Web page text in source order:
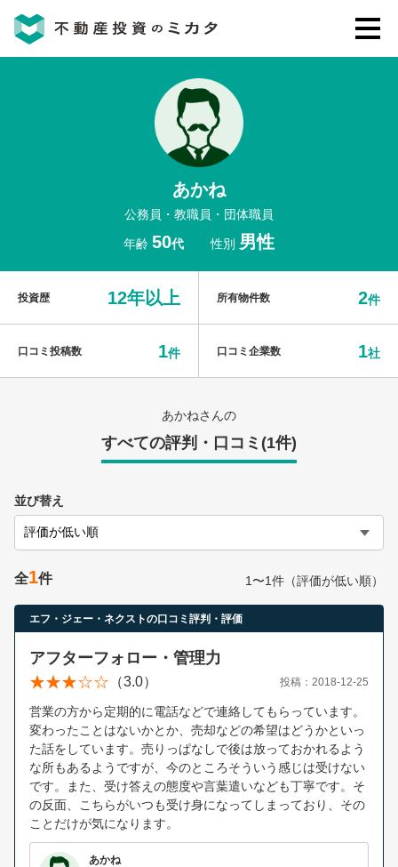
不動産投資のミカタとは
不動産投資会社の評判・口コミ
あかね
公務員・教職員・団体職員
年齢 50代 性別 男性
投資歴 12年以上 所有物件数 2件
口コミ投稿数 1件 口コミ企業数 1社
あかねさんの
すべての評判・口コミ(1件)
並び替え
全1件 1〜1件（評価が低い順）
エフ・ジェー・ネクストの口コミ評判・評価
アフターフォロー・管理力
（3.0） 投稿：2018-12-25
営業の方から定期的に電話などで連絡してもらっています。
変わったことはないかとか、売却などの希望はどうかといっ
た話をしています。売りっぱなしで後は放っておかれるよう
な所もあるようですが、今のところそういう感じは受けない
です。また、受け答えの態度や言葉遣いなども丁寧です。そ
の反面、こちらがいつも受け身になってしまっており、その
ことだけが気になります。
あかね